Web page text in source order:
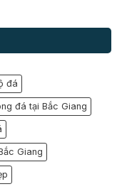
đá
đá tại Bắc Giang
Giang